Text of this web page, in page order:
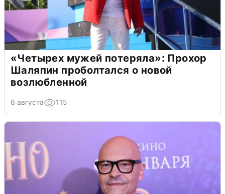
«Четырех мужей потеряла»: Прохор
Шаляпин проболтался о новой
возлюбленной
6 августа 115